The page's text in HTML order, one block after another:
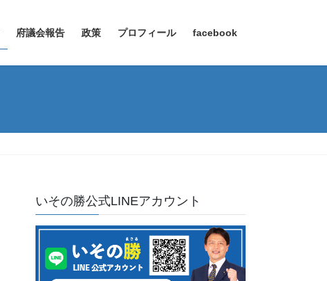
府議会報告 政策 プロフィール facebook
いその勝公式LINEアカウント